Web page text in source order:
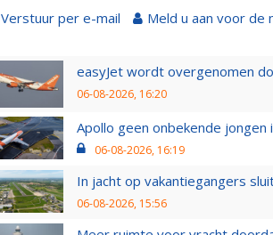
Verstuur per e-mail Meld u aan voor de
easyJet wordt overgenomen
06-08-2026, 16:20
Apollo geen onbekende jongen
06-08-2026, 16:19
In jacht op vakantiegangers
06-08-2026, 15:56